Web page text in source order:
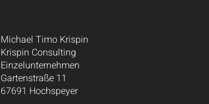
Michael Timo Krispin
Krispin Consulting
Einzelunternehmen
Gartenstraße 11
67691 Hochspeyer